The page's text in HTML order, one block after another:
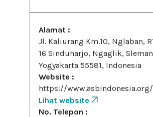
Alamat :
Jl. Kaliurang Km.10, Nglaban,
16 Sinduharjo, Ngaglik,
Yogyakarta 55581, Indonesia
Website :
https://www.asbindonesia.org/
Lihat website
No. Telepon :